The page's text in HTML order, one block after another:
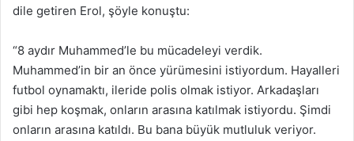
dile getiren Erol, şöyle konuştu:
“8 aydır Muhammed’le bu mücadeleyi verdik.
Muhammed’in bir an önce yürümesini istiyordum. Hayalleri
futbol oynamaktı, ileride polis olmak istiyor. Arkadaşları
gibi hep koşmak, onların arasına katılmak istiyordu. Şimdi
onların arasına katıldı. Bu bana büyük mutluluk veriyor.